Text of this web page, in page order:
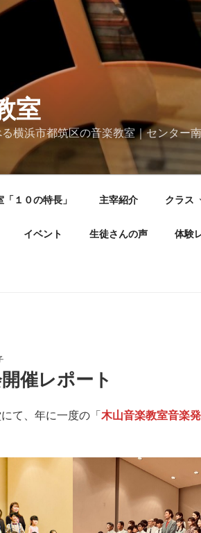
室
横浜市都筑区の音楽教室｜センター
１０の特長」 主宰紹介 クラス
イベント 生徒さんの声 体験
催レポート
て、年に一度の「 木山音楽教室音楽